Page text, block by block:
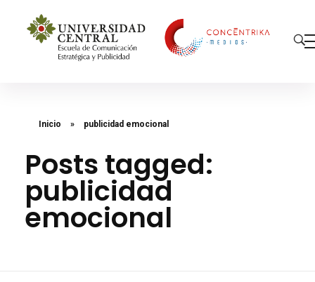
Inicio » publicidad emocional
Posts tagged:
publicidad
emocional